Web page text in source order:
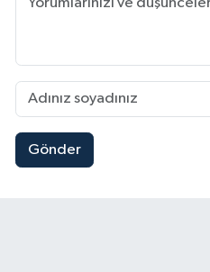
Gönder